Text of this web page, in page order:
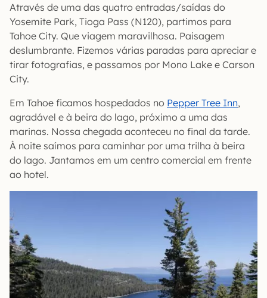
Através de uma das quatro entradas/saídas do
Yosemite Park, Tioga Pass (N120), partimos para
Tahoe City. Que viagem maravilhosa. Paisagem
deslumbrante. Fizemos várias paradas para apreciar e
tirar fotografias, e passamos por Mono Lake e Carson
City.
Em Tahoe ficamos hospedados no Pepper Tree Inn,
agradável e à beira do lago, próximo a uma das
marinas. Nossa chegada aconteceu no final da tarde.
À noite saímos para caminhar por uma trilha à beira
do lago. Jantamos em um centro comercial em frente
ao hotel.